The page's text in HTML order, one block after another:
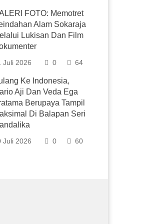
FOTO: Memotret
Alam Sokaraja
Lukisan Dan Film
Juli 2026 0 64
Ke Indonesia,
Aji Dan Veda Ega
Berupaya Tampil
Di Balapan Seri
Juli 2026 0 60